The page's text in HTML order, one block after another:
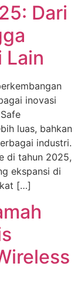
Dari
Lain
inovasi
luas, bahkan
industri.
di tahun 2025,
ekspansi di
[…]